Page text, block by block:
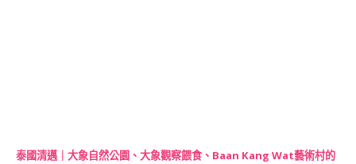
泰國清邁｜大象自然公園、大象觀察餵食、Baan Kang Wat藝術村的